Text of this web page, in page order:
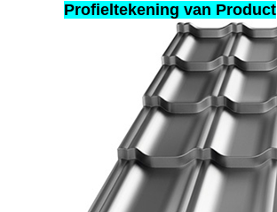
Profieltekening van Product